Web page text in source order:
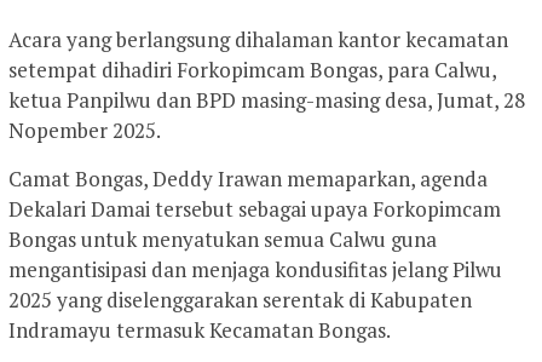
Acara yang berlangsung dihalaman kantor kecamatan
setempat dihadiri Forkopimcam Bongas, para Calwu,
ketua Panpilwu dan BPD masing-masing desa, Jumat, 28
Nopember 2025.
Camat Bongas, Deddy Irawan memaparkan, agenda
Dekalari Damai tersebut sebagai upaya Forkopimcam
Bongas untuk menyatukan semua Calwu guna
mengantisipasi dan menjaga kondusifitas jelang Pilwu
2025 yang diselenggarakan serentak di Kabupaten
Indramayu termasuk Kecamatan Bongas.